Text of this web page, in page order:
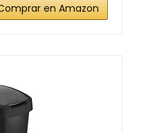
en Amazon